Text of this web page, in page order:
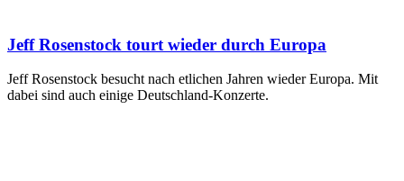
Jeff Rosenstock tourt wieder durch Europa
Jeff Rosenstock besucht nach etlichen Jahren wieder Europa. Mit
dabei sind auch einige Deutschland-Konzerte.